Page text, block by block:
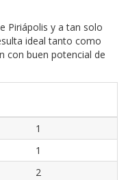
Piriápolis y a tan solo
ideal tanto como
con buen potencial de
1
1
2